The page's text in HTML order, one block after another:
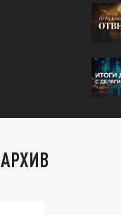
АРХИВ